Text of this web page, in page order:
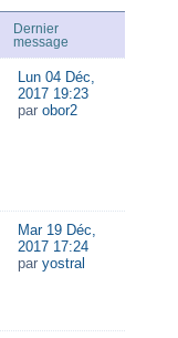
Dernier
message
Lun 04 Déc,
2017 19:23
par obor2
Mar 19 Déc,
2017 17:24
par yostral